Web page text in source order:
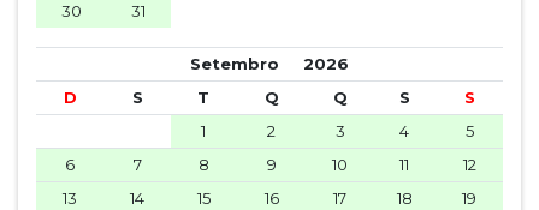
30
31
Setembro 2026
D
S T Q Q S
S
1
2 3 4
5
6
7 8 9 10 11
12
13
14 15 16 17 18
19